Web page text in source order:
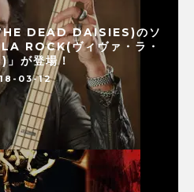
DEAD DAISIES)のソ
ROCK(ヴィヴァ・ラ・
」が登場！
03-12